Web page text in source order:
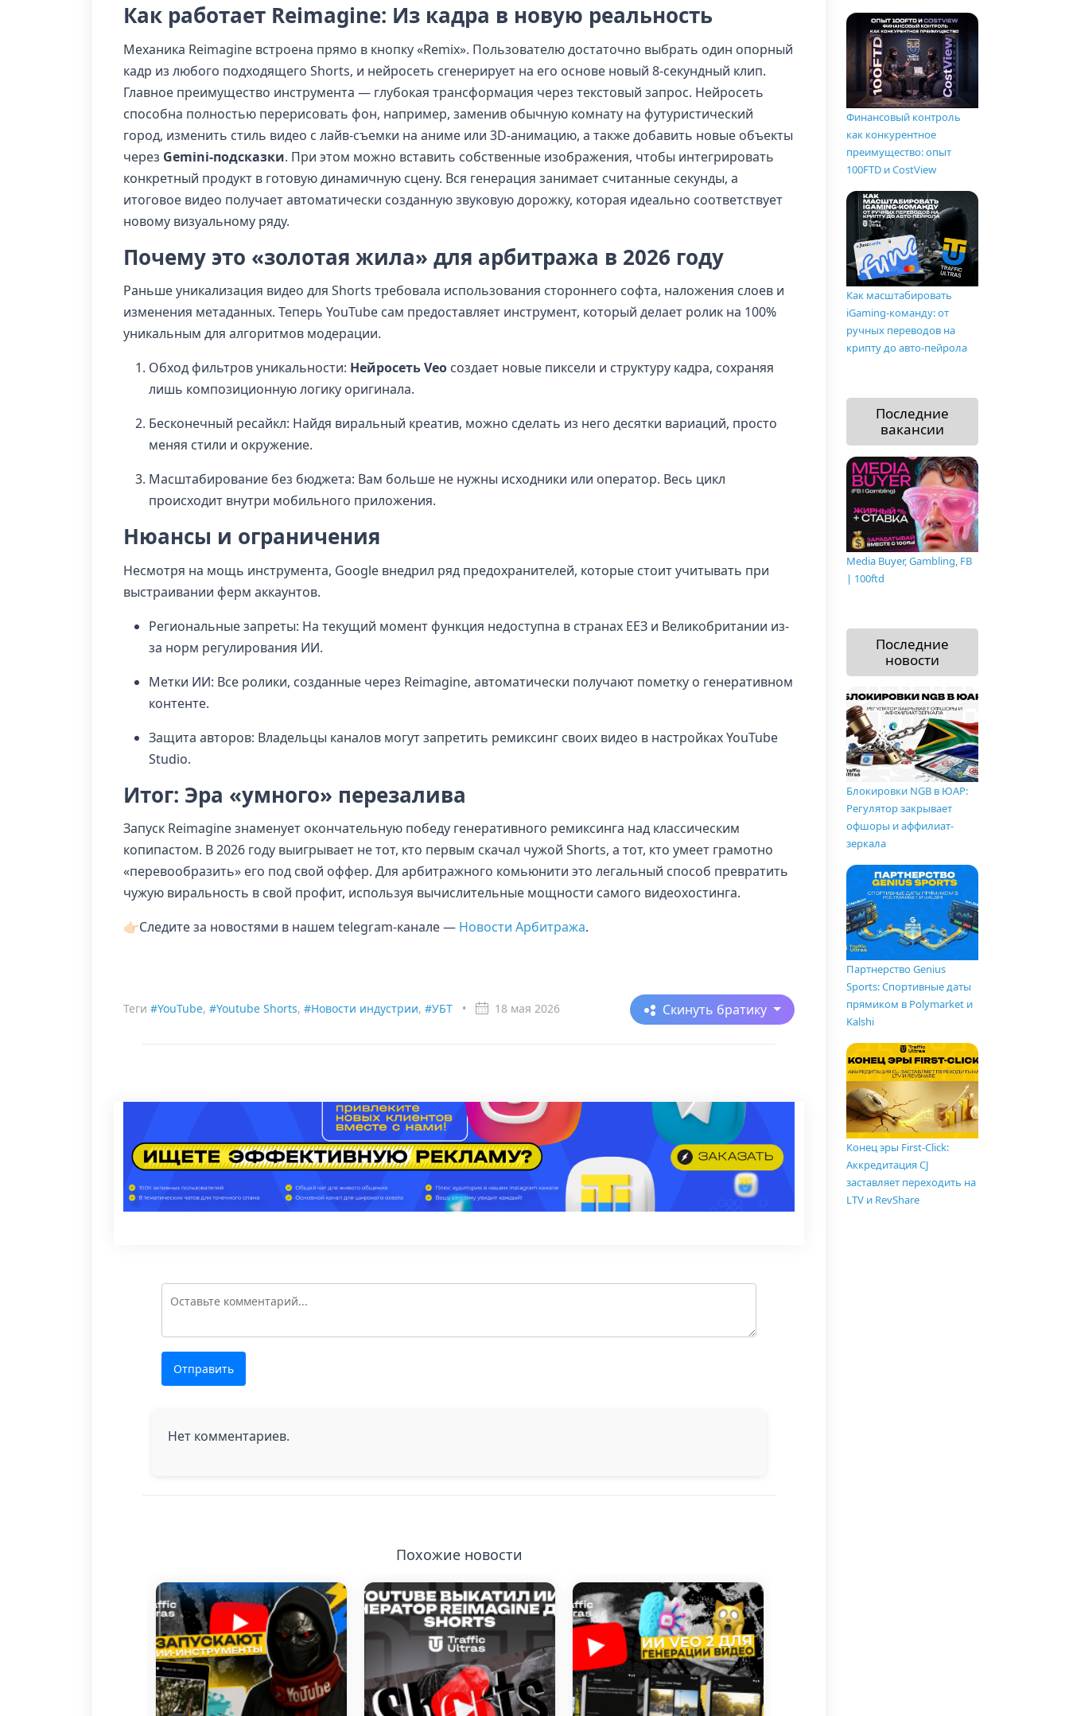
Как работает Reimagine: Из кадра в новую реальность
Механика Reimagine встроена прямо в кнопку «Remix». Пользователю достаточно выбрать один опорный
кадр из любого подходящего Shorts, и нейросеть сгенерирует на его основе новый 8-секундный клип.
Главное преимущество инструмента — глубокая трансформация через текстовый запрос. Нейросеть
способна полностью перерисовать фон, например, заменив обычную комнату на футуристический
город, изменить стиль видео с лайв-съемки на аниме или 3D-анимацию, а также добавить новые объекты
через Gemini-подсказки. При этом можно вставить собственные изображения, чтобы интегрировать
конкретный продукт в готовую динамичную сцену. Вся генерация занимает считанные секунды, а
итоговое видео получает автоматически созданную звуковую дорожку, которая идеально соответствует
новому визуальному ряду.
Почему это «золотая жила» для арбитража в 2026 году
Раньше уникализация видео для Shorts требовала использования стороннего софта, наложения слоев и
изменения метаданных. Теперь YouTube сам предоставляет инструмент, который делает ролик на 100%
уникальным для алгоритмов модерации.
Обход фильтров уникальности: Нейросеть Veo создает новые пиксели и структуру кадра, сохраняя
лишь композиционную логику оригинала.
Бесконечный ресайкл: Найдя виральный креатив, можно сделать из него десятки вариаций, просто
меняя стили и окружение.
Масштабирование без бюджета: Вам больше не нужны исходники или оператор. Весь цикл
происходит внутри мобильного приложения.
Нюансы и ограничения
Несмотря на мощь инструмента, Google внедрил ряд предохранителей, которые стоит учитывать при
выстраивании ферм аккаунтов.
Региональные запреты: На текущий момент функция недоступна в странах ЕЕЗ и Великобритании из-
за норм регулирования ИИ.
Метки ИИ: Все ролики, созданные через Reimagine, автоматически получают пометку о генеративном
контенте.
Защита авторов: Владельцы каналов могут запретить ремиксинг своих видео в настройках YouTube
Studio.
Итог: Эра «умного» перезалива
Запуск Reimagine знаменует окончательную победу генеративного ремиксинга над классическим
копипастом. В 2026 году выигрывает не тот, кто первым скачал чужой Shorts, а тот, кто умеет грамотно
«перевообразить» его под свой оффер. Для арбитражного комьюнити это легальный способ превратить
чужую виральность в свой профит, используя вычислительные мощности самого видеохостинга.
👉🏻Следите за новостями в нашем telegram-канале — Новости Арбитража.
Теги #YouTube, #Youtube Shorts, #Новости индустрии, #УБТ • 18 мая 2026 Скинуть братику
Отправить
Нет комментариев.
Похожие новости
Финансовый контроль
как конкурентное
преимущество: опыт
100FTD и CostView
Как масштабировать
iGaming-команду: от
ручных переводов на
крипту до авто-пейрола
Последние
вакансии
Media Buyer, Gambling, FB
| 100ftd
Последние
новости
Блокировки NGB в ЮАР:
Регулятор закрывает
офшоры и аффилиат-
зеркала
Партнерство Genius
Sports: Спортивные даты
прямиком в Polymarket и
Kalshi
Конец эры First-Click:
Аккредитация CJ
заставляет переходить на
LTV и RevShare